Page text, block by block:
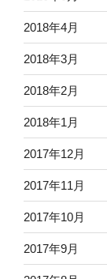
2018年4月
2018年3月
2018年2月
2018年1月
2017年12月
2017年11月
2017年10月
2017年9月